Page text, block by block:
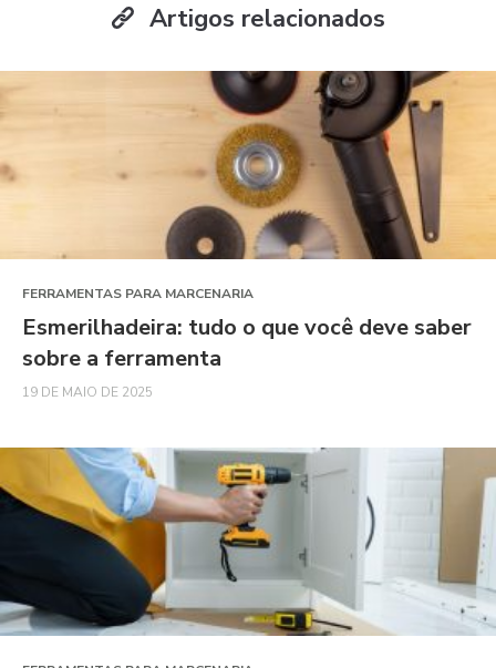
Artigos relacionados
FERRAMENTAS PARA MARCENARIA
Esmerilhadeira: tudo o que você deve saber
sobre a ferramenta
19 DE MAIO DE 2025